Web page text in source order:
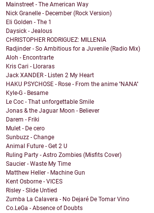
Mainstreet - The American Way
Nick Granelle - December (Rock Version)
Eli Golden - The 1
Daysick - Jealous
CHRISTOPHER RODRIGUEZ: MILLENIA
Radjinder - So Ambitious for a Juvenile (Radio Mix)
Aloh - Encontrarte
Kris Cari - Lloraras
Jack XANDER - Listen 2 My Heart
HAKU PSYCHOSE - Rose - From the anime ''NANA''
Kyle-G - Besame
Le Coc - That unforgettable Smile
Jonas & the Jaguar Moon - Believer
Darem - Friki
Mulet - De cero
Sunbuzz - Change
Animal Future - Get 2 U
Ruling Party - Astro Zombies (Misfits Cover)
Saucier - Waste My Time
Matthew Heller - Machine Gun
Kent Osborne - VICES
Risley - Slide Untied
Zumba La Calavera - No Dejaré De Tomar Vino
Co.LeGa - Absence of Doubts